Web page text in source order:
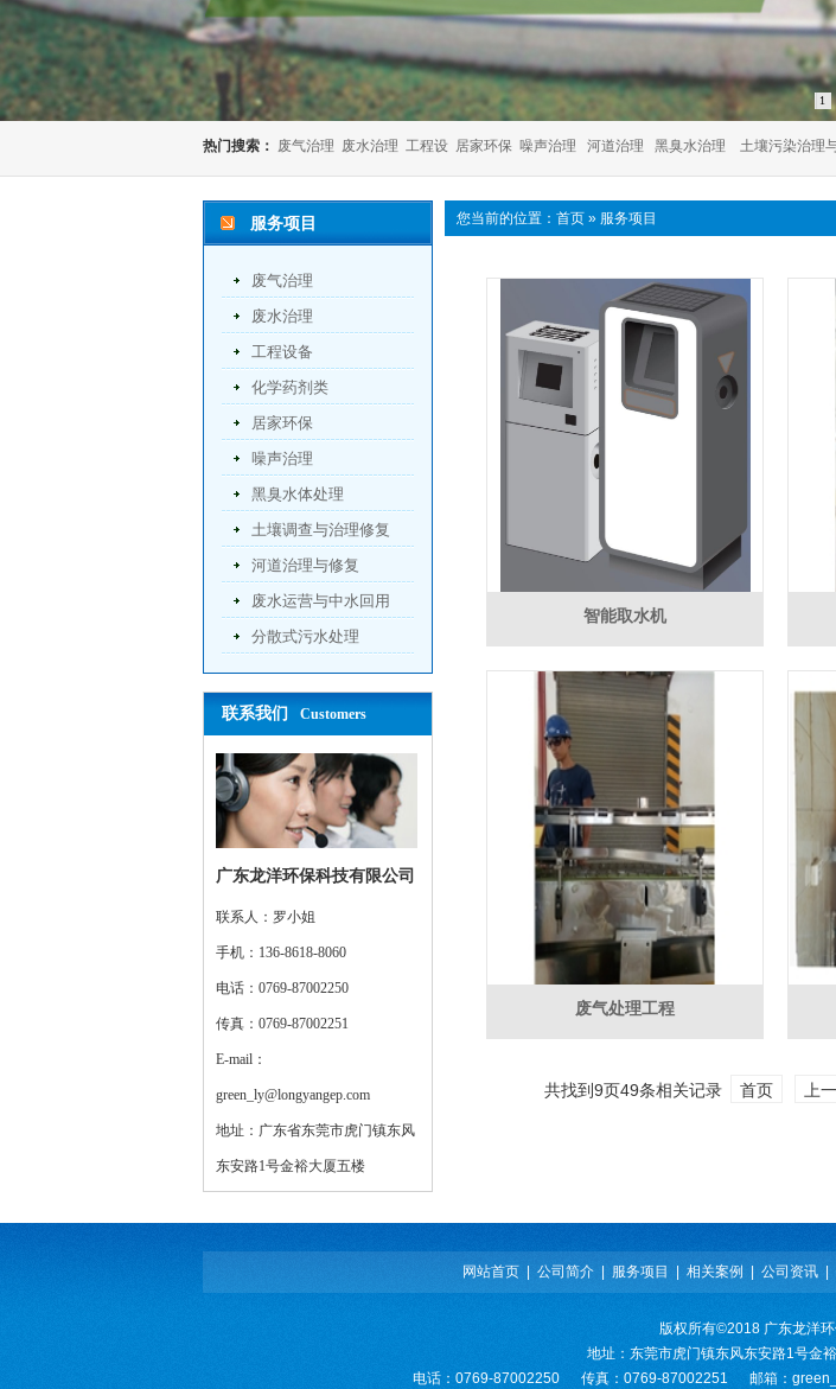
1
热门搜索： 废气治理 废水治理 工程设 居家环保 噪声治理 河道治理 黑臭水治理 土壤污染治理
服务项目
废气治理
废水治理
工程设备
化学药剂类
居家环保
噪声治理
黑臭水体处理
土壤调查与治理修复
河道治理与修复
废水运营与中水回用
分散式污水处理
联系我们 Customers
广东龙洋环保科技有限公司
联系人：罗小姐
手机：136-8618-8060
电话：0769-87002250
传真：0769-87002251
E-mail：
green_ly@longyangep.com
地址：广东省东莞市虎门镇东风
东安路1号金裕大厦五楼
您当前的位置： 首页 » 服务项目
智能取水机
废气处理工程
共找到9页49条相关记录 首页 上
网站首页 公司简介 服务项目 相关案例 公司资讯
版权所有©2018 广东龙洋环
地址：东莞市虎门镇东风东安路1号
电话：0769-87002250 传真：0769-87002251 邮箱：